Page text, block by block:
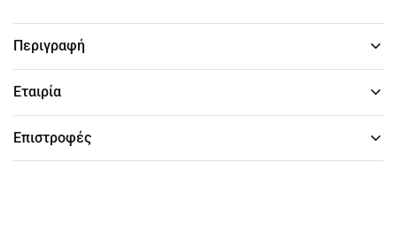
Περιγραφή
Εταιρία
Επιστροφές